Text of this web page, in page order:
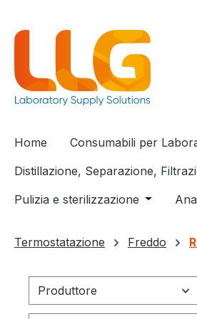
Home Consumabili per
Distillazione, Separazione,
Pulizia e sterilizzazione Open or
Termostatazione Freddo
Produttore